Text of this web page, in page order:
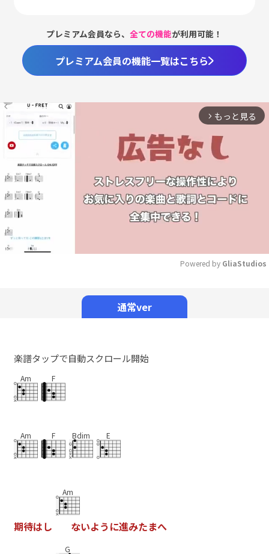
プレミアム会員なら、全ての機能が利用可能！
プレミアム会員の機能一覧はこちら
arrow_forward_ios もっと見る
Powered by GliaStudios
通常ver
楽譜タップで自動スクロール開始
Am F
Am F Bdim E
期待はし
Am
ないよう に進みたまへ
G